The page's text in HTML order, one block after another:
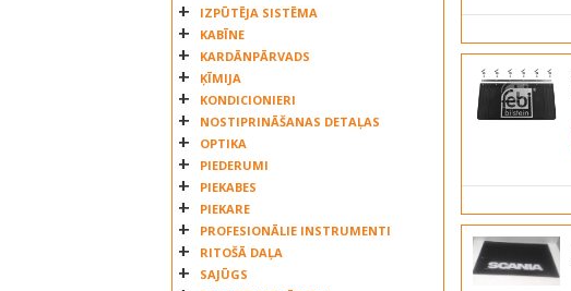
IZPŪTĒJA SISTĒMA
KABĪNE
KARDĀNPĀRVADS
ĶĪMIJA
KONDICIONIERI
NOSTIPRINĀŠANAS DETAĻAS
OPTIKA
PIEDERUMI
PIEKABES
PIEKARE
PROFESIONĀLIE INSTRUMENTI
RITOŠĀ DAĻA
SAJŪGS